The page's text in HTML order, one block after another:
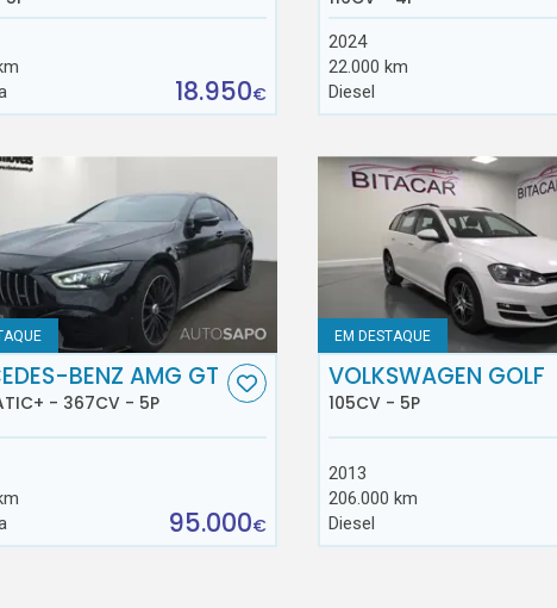
18.950€
2024
22.000 km
Diesel
BENZ AMG GT
- 367CV - 5P
95.000€
EM DESTAQUE
VOLKSWAGEN GOLF
105CV - 5P
2013
206.000 km
Diesel